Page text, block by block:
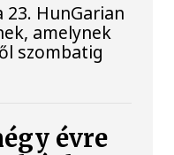
23. HunGarian
amelynek
szombatig
évre